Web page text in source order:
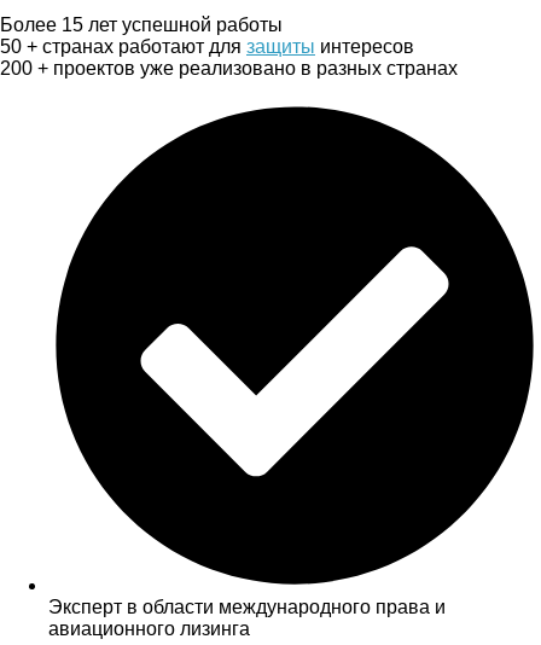
Более 15 лет успешной работы
50 + странах работают для защиты интересов
200 + проектов уже реализовано в разных странах
Эксперт в области международного права и
авиационного лизинга